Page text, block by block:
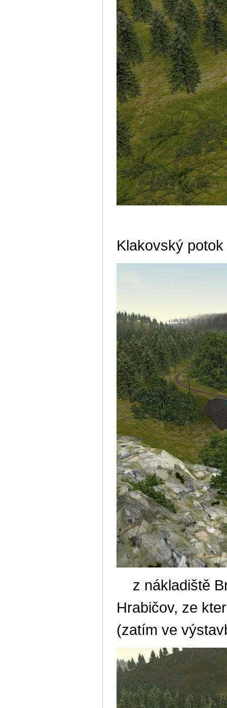
Klakovský potok
z nákladiště
Hrabičov, ze
(zatím ve